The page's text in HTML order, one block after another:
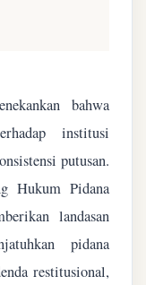
bahwa
institusi
putusan.
Hukum Pidana
landasan
pidana
restitusional,